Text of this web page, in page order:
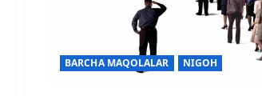
BARCHA MAQOLALAR NIGOH